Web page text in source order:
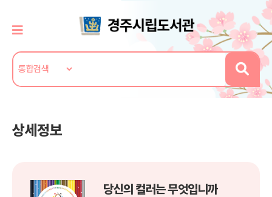
상세정보
당신의 컬러는 무엇입니까